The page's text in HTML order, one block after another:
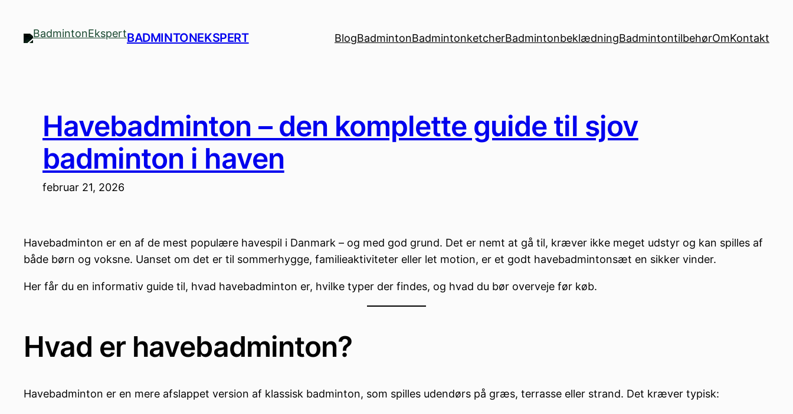
indhold
BADMINTONEKSPERT BlogBadmintonBadmintonketcherBadmintonbeklædningBadmintontilbehørOmKontakt
Havebadminton – den komplette guide til sjov
badminton i haven
februar 21, 2026
Havebadminton er en af de mest populære havespil i Danmark – og med god grund. Det er nemt at gå til, kræver ikke meget udstyr og kan spilles af
både børn og voksne. Uanset om det er til sommerhygge, familieaktiviteter eller let motion, er et godt havebadmintonsæt en sikker vinder.
Her får du en informativ guide til, hvad havebadminton er, hvilke typer der findes, og hvad du bør overveje før køb.
Hvad er havebadminton?
Havebadminton er en mere afslappet version af klassisk badminton, som spilles udendørs på græs, terrasse eller strand. Det kræver typisk: